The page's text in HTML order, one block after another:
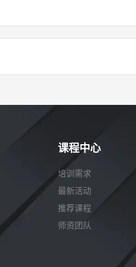
课程中心
培训需求
最新活动
推荐课程
师资团队